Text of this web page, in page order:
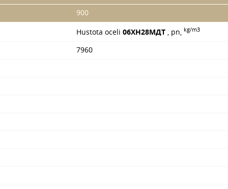
900
Hustota oceli 06ХН28МДТ , pn, kg/m3
7960